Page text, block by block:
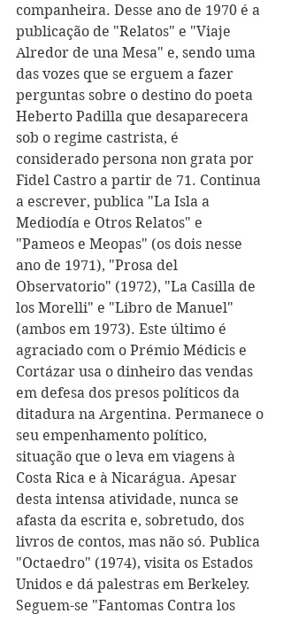
companheira. Desse ano de 1970 é a
publicação de "Relatos" e "Viaje
Alredor de una Mesa" e, sendo uma
das vozes que se erguem a fazer
perguntas sobre o destino do poeta
Heberto Padilla que desaparecera
sob o regime castrista, é
considerado persona non grata por
Fidel Castro a partir de 71. Continua
a escrever, publica "La Isla a
Mediodía e Otros Relatos" e
"Pameos e Meopas" (os dois nesse
ano de 1971), "Prosa del
Observatorio" (1972), "La Casilla de
los Morelli" e "Libro de Manuel"
(ambos em 1973). Este último é
agraciado com o Prémio Médicis e
Cortázar usa o dinheiro das vendas
em defesa dos presos políticos da
ditadura na Argentina. Permanece o
seu empenhamento político,
situação que o leva em viagens à
Costa Rica e à Nicarágua. Apesar
desta intensa atividade, nunca se
afasta da escrita e, sobretudo, dos
livros de contos, mas não só. Publica
"Octaedro" (1974), visita os Estados
Unidos e dá palestras em Berkeley.
Seguem-se "Fantomas Contra los